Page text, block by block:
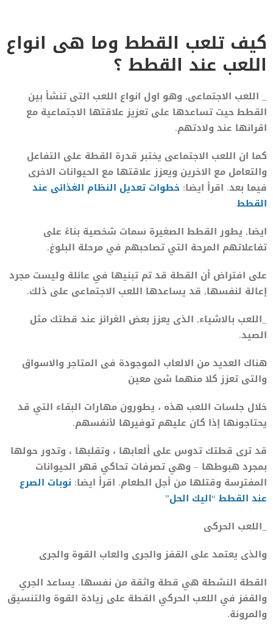
كيف تلعب القطط وما هى انواع
اللعب عند القطط ؟
_ اللعب الاجتماعى, وهو اول انواع اللعب التى تنشأ بين
القطط حيت تساعدها على تعزيز علاقتها الاجتماعية مع
اقرانها عند ولادتهم.
كما ان اللعب الاجتماعى يختبر قدرة القطة على التفاعل
والتعامل مع الاخرين ويعزز علاقتها مع الحيوانات الاخرى
فيما بعد. اقرأ ايضا: خطوات تعديل النظام الغذائى عند
القطط
ايضا, يطور القطط الصغيرة سمات شخصية بناءً على
تفاعلاتهم المرحة التي تصاحبهم في مرحلة البلوغ.
على افتراض أن القطة قد تم تبنيها في عائلة وليست مجرد
إعالة لنفسها, قد يساعدها اللعب الاجتماعى على ذلك.
_اللعب بالاشياء, الذى يعزز بعض الغرائز عند قطتك مثل
الصيد.
هناك العديد من الالعاب الموجودة فى المتاجر والاسواق
والتى تعزز كلا منهما شئ معين
خلال جلسات اللعب هذه ، يطورون مهارات البقاء التي قد
يحتاجونها إذا كان عليهم توفيرها لأنفسهم.
قد ترى قطتك تدوس على ألعابها ، وتقلبها ، وتدور حولها
بمجرد هبوطها – وهي تصرفات تحاكي قهر الحيوانات
المفترسة وقتلها من أجل الطعام. اقرأ ايضا: نوبات الصرع
عند القطط “اليك الحل”
_اللعب الحركى
والذى يعتمد على القفز والجرى والعاب القوة والجرى
القطة النشطة هي قطة واثقة من نفسها. يساعد الجري
والقفز في اللعب الحركي القطة على زيادة القوة والتنسيق
والمرونة.